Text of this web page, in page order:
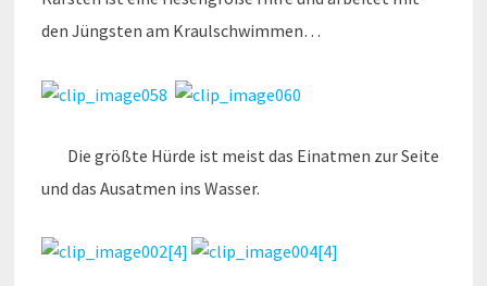
den Jüngsten am Kraulschwimmen…
Die größte Hürde ist meist das Einatmen zur Seite
und das Ausatmen ins Wasser.